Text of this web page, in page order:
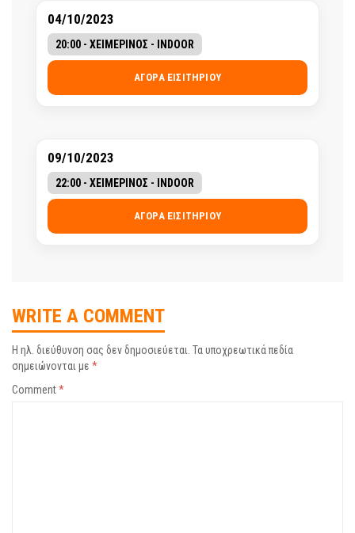
04/10/2023
20:00 - ΧΕΙΜΕΡΙΝΟΣ - INDOOR
ΑΓΟΡΆ ΕΙΣΙΤΗΡΊΟΥ
09/10/2023
22:00 - ΧΕΙΜΕΡΙΝΟΣ - INDOOR
ΑΓΟΡΆ ΕΙΣΙΤΗΡΊΟΥ
WRITE A COMMENT
Η ηλ. διεύθυνση σας δεν δημοσιεύεται. Τα υποχρεωτικά πεδία
σημειώνονται με *
Comment*